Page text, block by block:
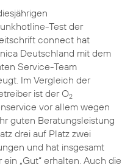
Test der
connect hat
Deutschland mit dem
Service-Team
Im Vergleich der
ist der O2
vor allem wegen
guten Beratungsleistung
drei auf Platz zwei
und hat insgesamt
ein „Gut“ erhalten. Auch die